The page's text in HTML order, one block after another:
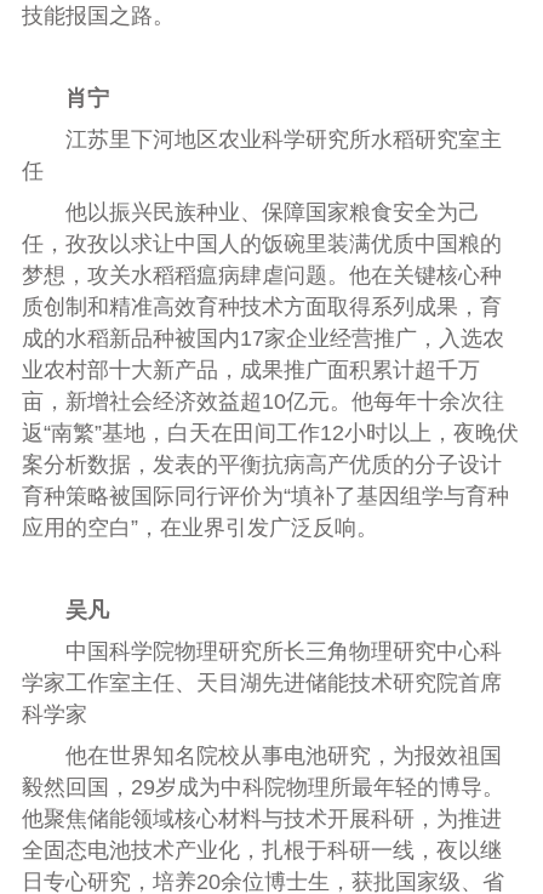
技能报国之路。
肖宁
江苏里下河地区农业科学研究所水稻研究室主
任
他以振兴民族种业、保障国家粮食安全为己
任，孜孜以求让中国人的饭碗里装满优质中国粮的
梦想，攻关水稻稻瘟病肆虐问题。他在关键核心种
质创制和精准高效育种技术方面取得系列成果，育
成的水稻新品种被国内17家企业经营推广，入选农
业农村部十大新产品，成果推广面积累计超千万
亩，新增社会经济效益超10亿元。他每年十余次往
返“南繁”基地，白天在田间工作12小时以上，夜晚伏
案分析数据，发表的平衡抗病高产优质的分子设计
育种策略被国际同行评价为“填补了基因组学与育种
应用的空白”，在业界引发广泛反响。
吴凡
中国科学院物理研究所长三角物理研究中心科
学家工作室主任、天目湖先进储能技术研究院首席
科学家
他在世界知名院校从事电池研究，为报效祖国
毅然回国，29岁成为中科院物理所最年轻的博导。
他聚焦储能领域核心材料与技术开展科研，为推进
全固态电池技术产业化，扎根于科研一线，夜以继
日专心研究，培养20余位博士生，获批国家级、省